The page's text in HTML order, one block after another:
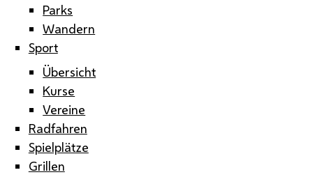
Parks
Wandern
Sport
Übersicht
Kurse
Vereine
Radfahren
Spielplätze
Grillen